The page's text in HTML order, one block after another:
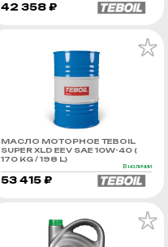
42 358 ₽
МАСЛО МОТОРНОЕ TEBOIL
SUPER XLD EEV SAE 10W-40 (
170 KG / 198 L)
В наличии
53 415 ₽